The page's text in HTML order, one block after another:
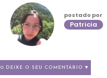
postado por
Patricia
0 DEIXE O SEU COMENTÁRIO ♥